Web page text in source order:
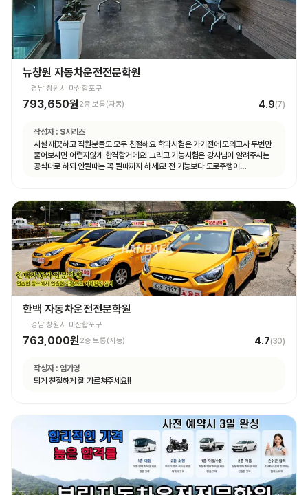
뉴창원 자동차운전전문학원
경남 창원시 마산합포구
793,650원 2종 보통(자동) 4.9(7)
작성자 : S시리즈
시설 깨끗하고 직원분들도 모두 친절해요 학과시험은 가기전에 모의고사 두번만
풀어보시면 어렵지않게 합격할거에요! 그리고 기능시험은 강사님이 알려주시는
공식대로 하되 안될때는 꼭 될때까지 하세요! 전 기능보다 도로주행이
한백 자동차운전전문학원
경남 창원시 마산합포구
763,000원2종 보통(자동) 4.7(30)
작성자 : 임가영
되게 친절하게 잘 가르쳐주세요!!